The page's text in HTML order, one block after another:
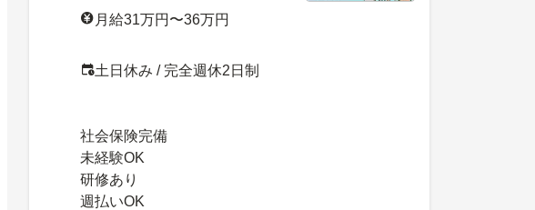
月給31万円〜36万円
土日休み / 完全週休2日制
社会保険完備
未経験OK
研修あり
週払いOK